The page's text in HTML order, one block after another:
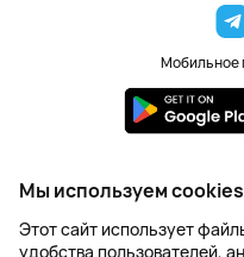
Мобильное
2023-2026 ©
Правила
Мы используем cookies
Этот сайт использует
удобства пользователей,